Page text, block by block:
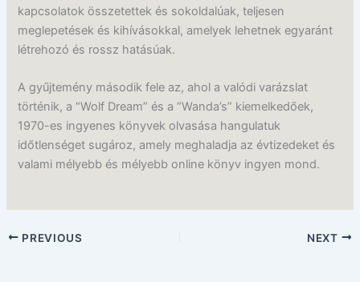
kapcsolatok összetettek és sokoldalúak, teljesen
meglepetések és kihívásokkal, amelyek lehetnek egyaránt
létrehozó és rossz hatásúak.
A gyűjtemény második fele az, ahol a valódi varázslat
történik, a “Wolf Dream” és a “Wanda’s” kiemelkedőek,
1970-es ingyenes könyvek olvasása hangulatuk
időtlenséget sugároz, amely meghaladja az évtizedeket és
valami mélyebb és mélyebb online könyv ingyen mond.
PREVIOUS NEXT